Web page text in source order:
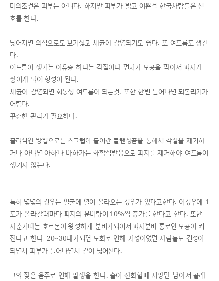
미의조건은 피부는 아니다. 하지만 피부가 밝고 이쁜걸 한국사람들은 선
호를 한다.
넓어지면 외적으로도 보기싫고 세균에 감염되기도 쉽다. 또 여드름도 생긴
다.
여드름이 생기는 이유중 하나는 각질이나 먼지가 모공을 막아서 피지가
쌓이게 되어 형성이 된다.
세균이 감염되면 회농성 여드름이 되는것. 또한 한번 늘어나면 되돌리기가
어렵다.
꾸준한 관리가 필요하다.
물리적인 방법으로는 스크럽이 들어간 클랜징폼을 통해서 각질을 제거하
거나 아니면 아하나 바하가는 화학적반응으로 피지를 제거해야 여드름이
생기지 않는다.
특히 몇몇의 경우는 얼굴에 열이 올라오는 경우가 있다고한다. 이경우에 1
도가 올라갈때마다 피지의 분비량이 10%씩 증가를 한다고 한다. 또한
사춘기때는 호르몬이 왕성하게 분비가되어서 피지분비 통로인 모공이 커
진다고 한다. 20~30대가되면 노화로 인해 지성이었던 사람들도 건성이
되면서 피부가 늘어나면서 같이 넓어진다.
그외 잦은 음주로 인해 발생을 한다. 술이 산화할때 지방만 남아서 콜레